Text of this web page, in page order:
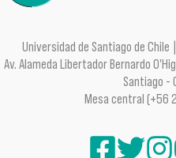
Universidad de Santiago de Chile
Av. Alameda Libertador Bernardo
Santiago -
Mesa central (+56